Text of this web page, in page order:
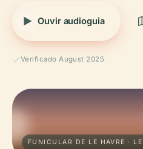
Ouvir audioguia
Verificado August 2025
FUNICULAR DE LE HAVRE ·